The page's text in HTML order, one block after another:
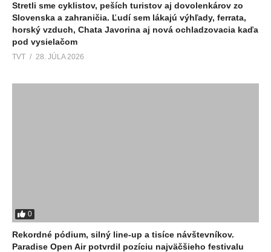
Stretli sme cyklistov, peších turistov aj dovolenkárov zo
Slovenska a zahraničia. Ľudí sem lákajú výhľady, ferrata,
horský vzduch, Chata Javorina aj nová ochladzovacia kaďa
pod vysielačom
TVT 28. JÚLA 2026
0
Rekordné pódium, silný line-up a tisíce návštevníkov.
Paradise Open Air potvrdil pozíciu najväčšieho festivalu